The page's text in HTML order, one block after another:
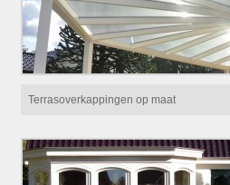
Terrasoverkappingen op maat